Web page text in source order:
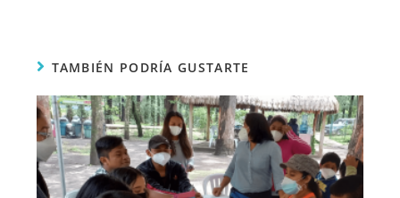
TAMBIÉN PODRÍA GUSTARTE